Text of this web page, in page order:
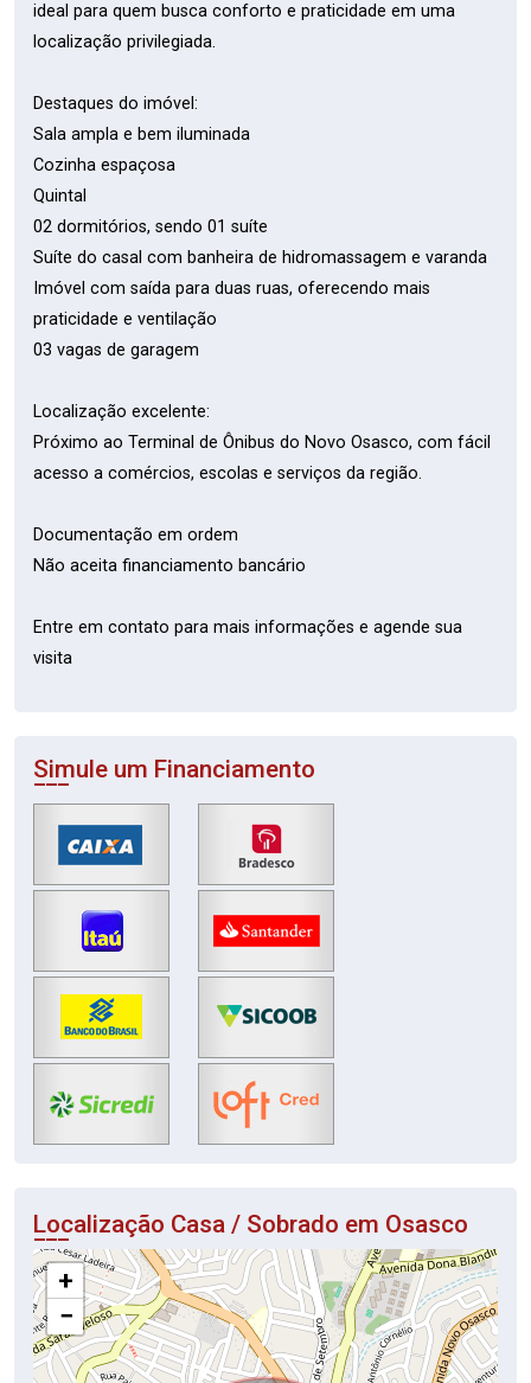
ideal para quem busca conforto e praticidade em uma
localização privilegiada.
Destaques do imóvel:
Sala ampla e bem iluminada
Cozinha espaçosa
Quintal
02 dormitórios, sendo 01 suíte
Suíte do casal com banheira de hidromassagem e varanda
Imóvel com saída para duas ruas, oferecendo mais
praticidade e ventilação
03 vagas de garagem
Localização excelente:
Próximo ao Terminal de Ônibus do Novo Osasco, com fácil
acesso a comércios, escolas e serviços da região.
Documentação em ordem
Não aceita financiamento bancário
Entre em contato para mais informações e agende sua
visita
Simule um Financiamento
Localização Casa / Sobrado em Osasco
+
−